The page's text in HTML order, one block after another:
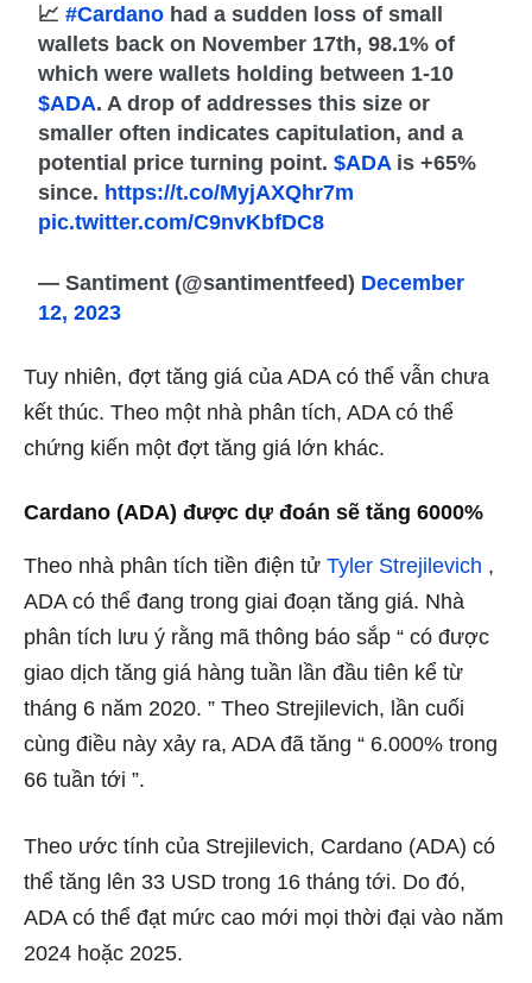
📈#Cardano had a sudden loss of small
wallets back on November 17th, 98.1% of
which were wallets holding between 1-10
$ADA. A drop of addresses this size or
smaller often indicates capitulation, and a
potential price turning point.$ADA is +65%
since. https://t.co/MyjAXQhr7m
pic.twitter.com/C9nvKbfDC8
— Santiment (@santimentfeed) December
12, 2023
Tuy nhiên, đợt tăng giá của ADA có thể vẫn chưa
kết thúc. Theo một nhà phân tích, ADA có thể
chứng kiến ​​một đợt tăng giá lớn khác.
Cardano (ADA) được dự đoán sẽ tăng 6000%
Theo nhà phân tích tiền điện tử Tyler Strejilevich ,
ADA có thể đang trong giai đoạn tăng giá. Nhà
phân tích lưu ý rằng mã thông báo sắp “ có được
giao dịch tăng giá hàng tuần lần đầu tiên kể từ
tháng 6 năm 2020. ” Theo Strejilevich, lần cuối
cùng điều này xảy ra, ADA đã tăng “ 6.000% trong
66 tuần tới ”.
Theo ước tính của Strejilevich, Cardano (ADA) có
thể tăng lên 33 USD trong 16 tháng tới. Do đó,
ADA có thể đạt mức cao mới mọi thời đại vào năm
2024 hoặc 2025.